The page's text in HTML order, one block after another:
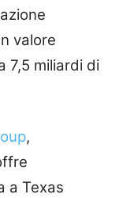
valore
7,5 miliardi di
,
a Texas